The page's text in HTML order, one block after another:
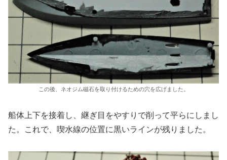
この後、ネオジム磁石を取り付けるための穴を広げました。
船体上下を接着し、継ぎ目をやすりで削って平らにしまし
た。これで、喫水線の位置に黒いラインが残りました。